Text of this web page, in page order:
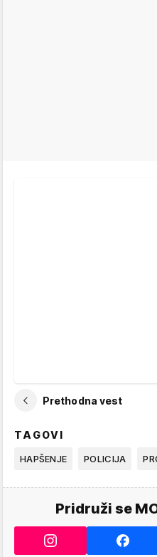
Prethodna vest
TAGOVI
HAPŠENJE POLICIJA
Pridruži se